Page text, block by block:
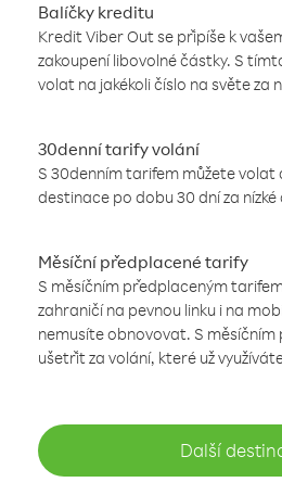
Balíčky kreditu
Kredit Viber Out se připíše k
zakoupení libovolné částky. S
volat na jakékoli číslo na světe za
30denní tarify volání
S 30denním tarifem můžete volat
destinace po dobu 30 dní za nízké
Měsíční předplacené tarify
S měsíčním předplaceným
zahraničí na pevnou linku i na
nemusíte obnovovat. S
ušetřit za volání, které už
Další